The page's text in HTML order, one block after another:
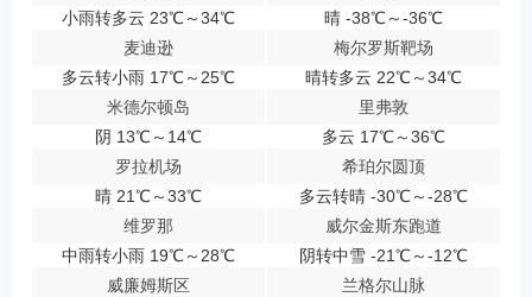
小雨转多云 23℃～34℃
晴 -38℃～-36℃
麦迪逊
多云转小雨 17℃～25℃
梅尔罗斯靶场
晴转多云 22℃～34℃
米德尔顿岛
阴 13℃～14℃
里弗敦
多云 17℃～36℃
罗拉机场
晴 21℃～33℃
希珀尔圆顶
多云转晴 -30℃～-28℃
维罗那
中雨转小雨 19℃～28℃
威尔金斯东跑道
阴转中雪 -21℃～-12℃
威廉姆斯区
兰格尔山脉